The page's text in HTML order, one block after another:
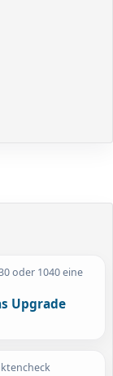
oder 1040 eine
Upgrade